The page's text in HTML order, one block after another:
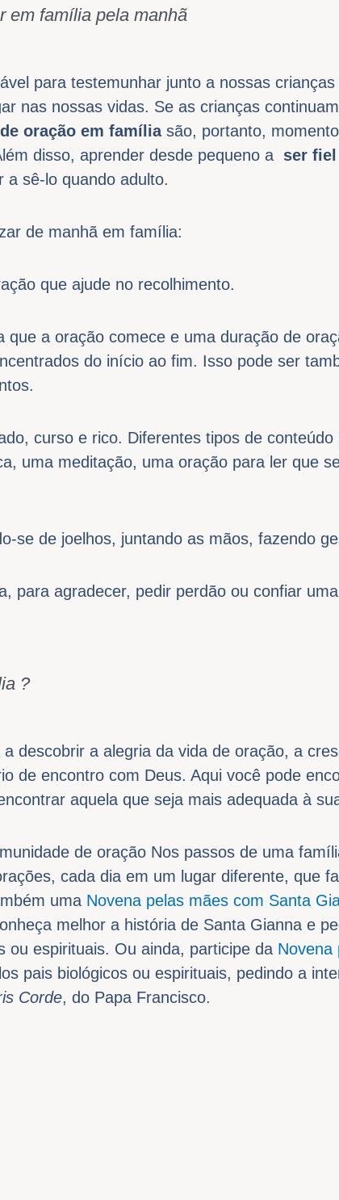
em família pela manhã
para testemunhar junto a nossas
nas nossas vidas. Se as crianças
oração em famíliasão, portanto,
disso, aprender desde pequeno a ser
a sê-lo quando adulto.
de manhã em família:
que ajude no recolhimento.
que a oração comece e uma duração de
do início ao fim. Isso pode ser
curso e rico. Diferentes tipos de
uma meditação, uma oração para ler que
se de joelhos, juntando as mãos, fazendo
para agradecer, pedir perdão ou confiar
?
descobrir a alegria da vida de oração, a
de encontro com Deus. Aqui você pode
aquela que seja mais adequada à
de oração Nos passos de uma
cada dia em um lugar diferente, que
uma Novena pelas mães com Santa
melhor a história de Santa Gianna e
ou espirituais. Ou ainda, participe da Novena
pais biológicos ou espirituais, pedindo a
Corde, do Papa Francisco.